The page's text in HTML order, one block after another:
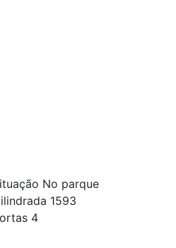
No parque
1593
4